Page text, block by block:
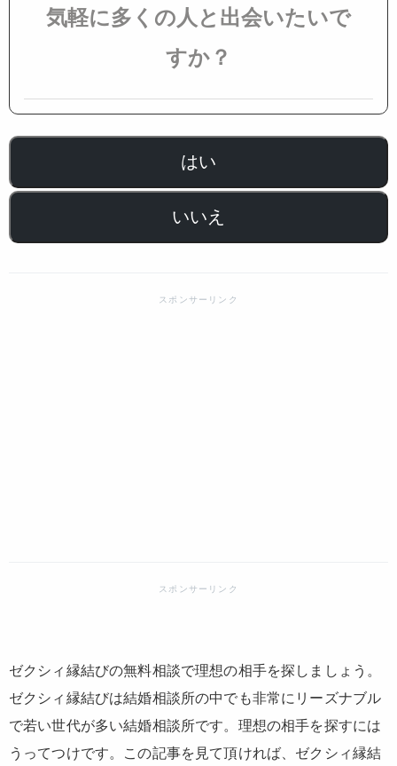
気軽に多くの人と出会いたいで
すか？
はい
いいえ
ゼクシィ縁結びの無料相談で理想の相手を探しましょう。
ゼクシィ縁結びは結婚相談所の中でも非常にリーズナブル
で若い世代が多い結婚相談所です。理想の相手を探すには
うってつけです。この記事を見て頂ければ、ゼクシィ縁結